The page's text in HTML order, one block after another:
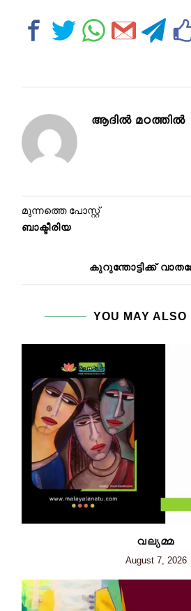
ആദിൽ മഠത്തിൽ
മുന്നത്തെ പോസ്റ്റ്
ബാക്ടീരിയ
കുറുന്തോട്ടിക്ക്
YOU MAY ALSO
വല്യമ്മ
August 7, 2026